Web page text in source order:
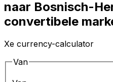
naar Bosnisch-
convertibele
Xe currency-calculator
Van